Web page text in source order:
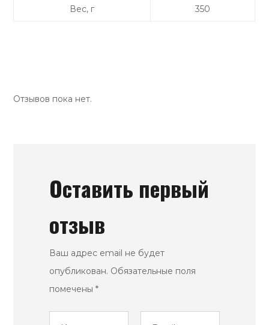
Вес, г 350
Отзывов пока нет.
Оставить первый
отзыв
Ваш адрес email не будет
опубликован. Обязательные поля
помечены*